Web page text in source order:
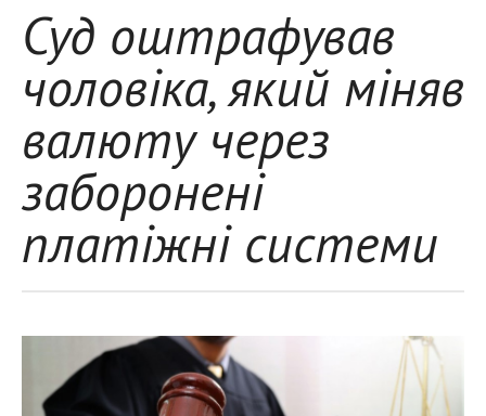
Суд оштрафував
чоловіка, який міняв
валюту через
заборонені
платіжні системи